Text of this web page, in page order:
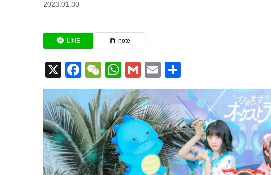
2023.01.30
LINE note
X Facebook
WeChat
WhatsApp
GmailEmail
有